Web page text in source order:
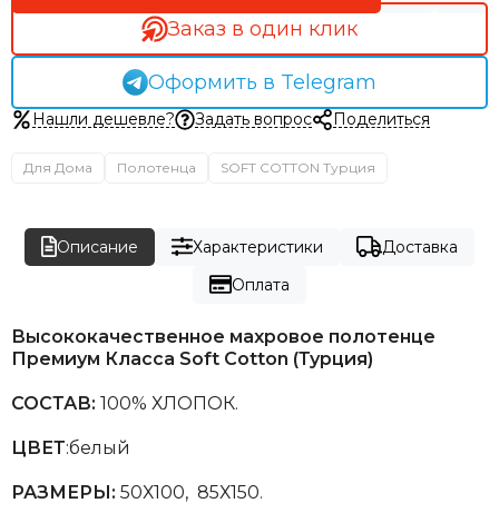
Заказ в один клик
Оформить в Telegram
Нашли дешевле? Задать вопрос Поделиться
Для Дома Полотенца SOFT COTTON Турция
Описание Характеристики
Доставка
Оплата
Высококачественное махровое полотенце
Премиум Класса Soft Cotton (Турция)
СОСТАВ: 100% ХЛОПОК.
ЦВЕТ:белый
РАЗМЕРЫ: 50Х100, 85Х150.